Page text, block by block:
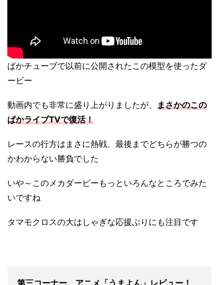
ぱかチューブで以前に公開されたこの模型を使ったダ
ービー
動画内でも非常に盛り上がりましたが、 まさかのこの
ぱかライブTVで復活！
レースの行方はまさに熱戦、最後までどちらが勝つの
かわからない勝負でした
いや～このメカダービーもっといろんなところでみた
いですね
タマモクロスの大はしゃぎな応援ぶりにも注目です
第三コーナー アニメ「うまよん」レビュー！